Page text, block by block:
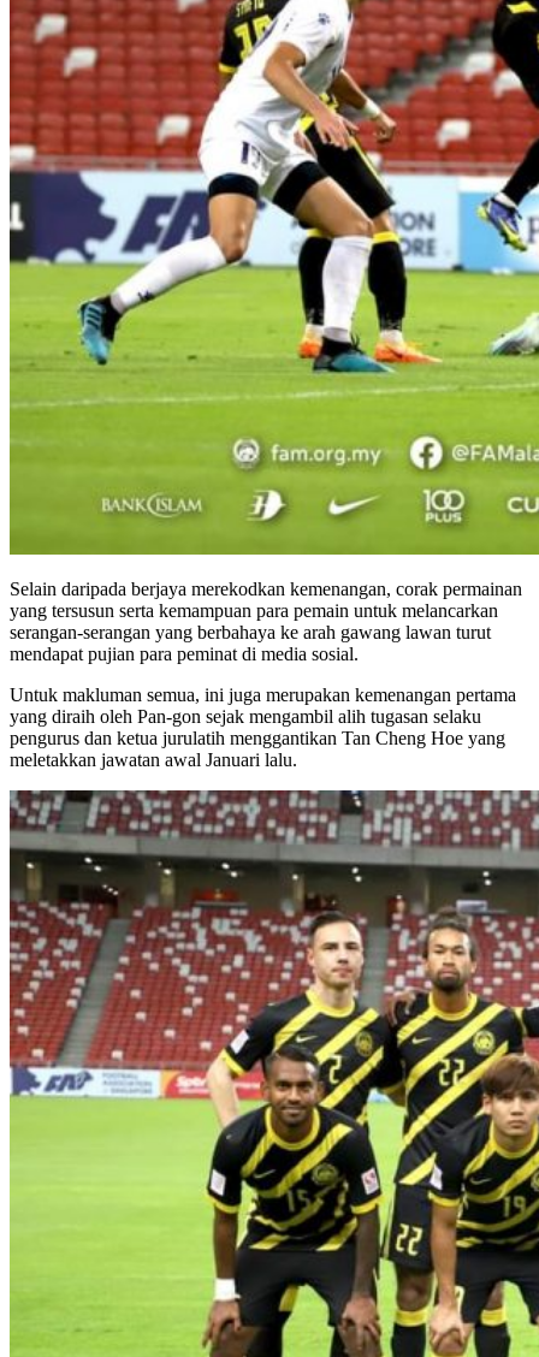
Selain daripada berjaya merekodkan kemenangan, corak permainan
yang tersusun serta kemampuan para pemain untuk melancarkan
serangan-serangan yang berbahaya ke arah gawang lawan turut
mendapat pujian para peminat di media sosial.
Untuk makluman semua, ini juga merupakan kemenangan pertama
yang diraih oleh Pan-gon sejak mengambil alih tugasan selaku
pengurus dan ketua jurulatih menggantikan Tan Cheng Hoe yang
meletakkan jawatan awal Januari lalu.